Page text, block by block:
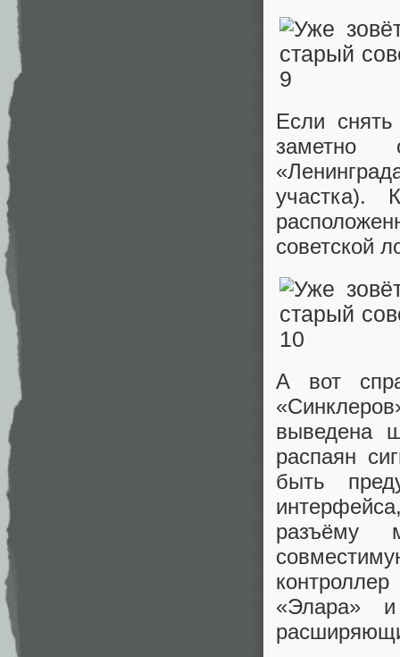
Если
заметно
участка).
советской
А вот
выведена
распаян
быть
разъёму
«Элара»